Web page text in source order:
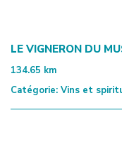
LE VIGNERON DU
134.65 km
Catégorie: Vins et